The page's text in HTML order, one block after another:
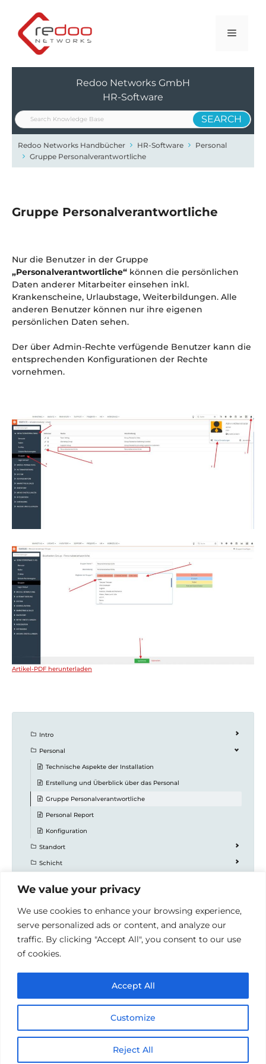
We value your privacy
We use cookies to enhance your browsing experience,
serve personalized ads or content, and analyze our
traffic. By clicking "Accept All", you consent to our use
of cookies.
Customize
Reject All
Accept All
Inhalt
springen
Menü
Redoo Networks GmbH
HR-Software
Redoo Networks Handbücher HR-Software
Personal
Gruppe Personalverantwortliche
Gruppe Personalverantwortliche
Nur die Benutzer in der Gruppe
„Personalverantwortliche“ können die persönlichen
Daten anderer Mitarbeiter einsehen inkl.
Krankenscheine, Urlaubstage, Weiterbildungen. Alle
anderen Benutzer können nur ihre eigenen
persönlichen Daten sehen.
Der über Admin-Rechte verfügende Benutzer kann die
entsprechenden Konfigurationen der Rechte
vornehmen.
Artikel-PDF herunterladen
Intro
Personal
Technische Aspekte der Installation
Erstellung und Überblick über das Personal
Gruppe Personalverantwortliche
Personal Report
Konfiguration
Standort
Schicht
Urlaubsplanung
Betriebsferien
Weiterbildungen
Flexx Work Tracker
© 2026 Handbücher der Redoo Networks GmbH•